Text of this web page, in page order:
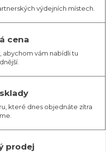
výdejních místech.
cena
abychom vám nabídli tu
které dnes objednáte zítra
prodej